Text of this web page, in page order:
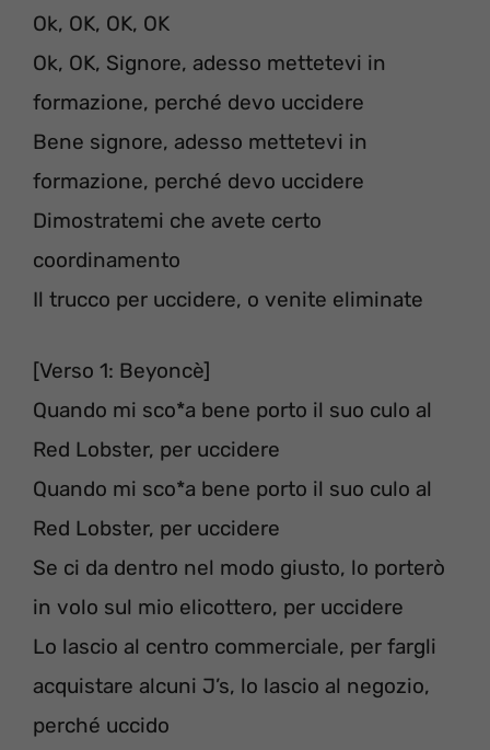
Ok, OK, OK, OK
Ok, OK, Signore, adesso mettetevi in
formazione, perché devo uccidere
Bene signore, adesso mettetevi in
formazione, perché devo uccidere
Dimostratemi che avete certo
coordinamento
Il trucco per uccidere, o venite eliminate
[Verso 1: Beyoncè]
Quando mi sco*a bene porto il suo culo al
Red Lobster, per uccidere
Quando mi sco*a bene porto il suo culo al
Red Lobster, per uccidere
Se ci da dentro nel modo giusto, lo porterò
in volo sul mio elicottero, per uccidere
Lo lascio al centro commerciale, per fargli
acquistare alcuni J’s, lo lascio al negozio,
perché uccido